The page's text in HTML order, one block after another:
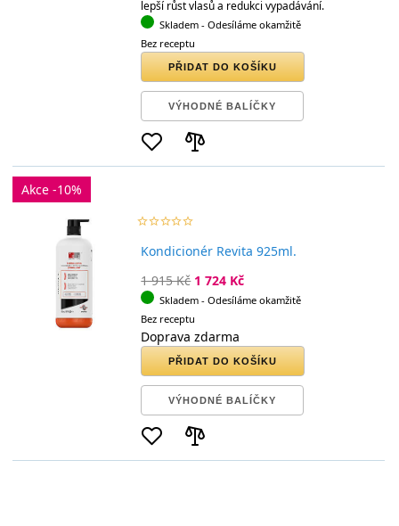
lepší růst vlasů a redukci vypadávání.
Skladem - Odesíláme okamžitě
Bez receptu
PŘIDAT DO KOŠÍKU
VÝHODNÉ BALÍČKY
Akce -10%
star_borderstar_borderstar_borderstar_borderstar_border
starstarstarstarstar
Kondicionér Revita 925ml.
1 915 Kč 1 724 Kč
Skladem - Odesíláme okamžitě
Bez receptu
Doprava zdarma
PŘIDAT DO KOŠÍKU
VÝHODNÉ BALÍČKY